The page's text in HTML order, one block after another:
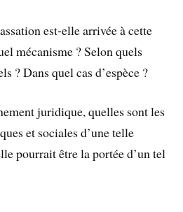
est-elle arrivée à cette
mécanisme ? Selon quels
? Dans quel cas d’espèce ?
juridique, quelles sont les
et sociales d’une telle
pourrait être la portée d’un tel